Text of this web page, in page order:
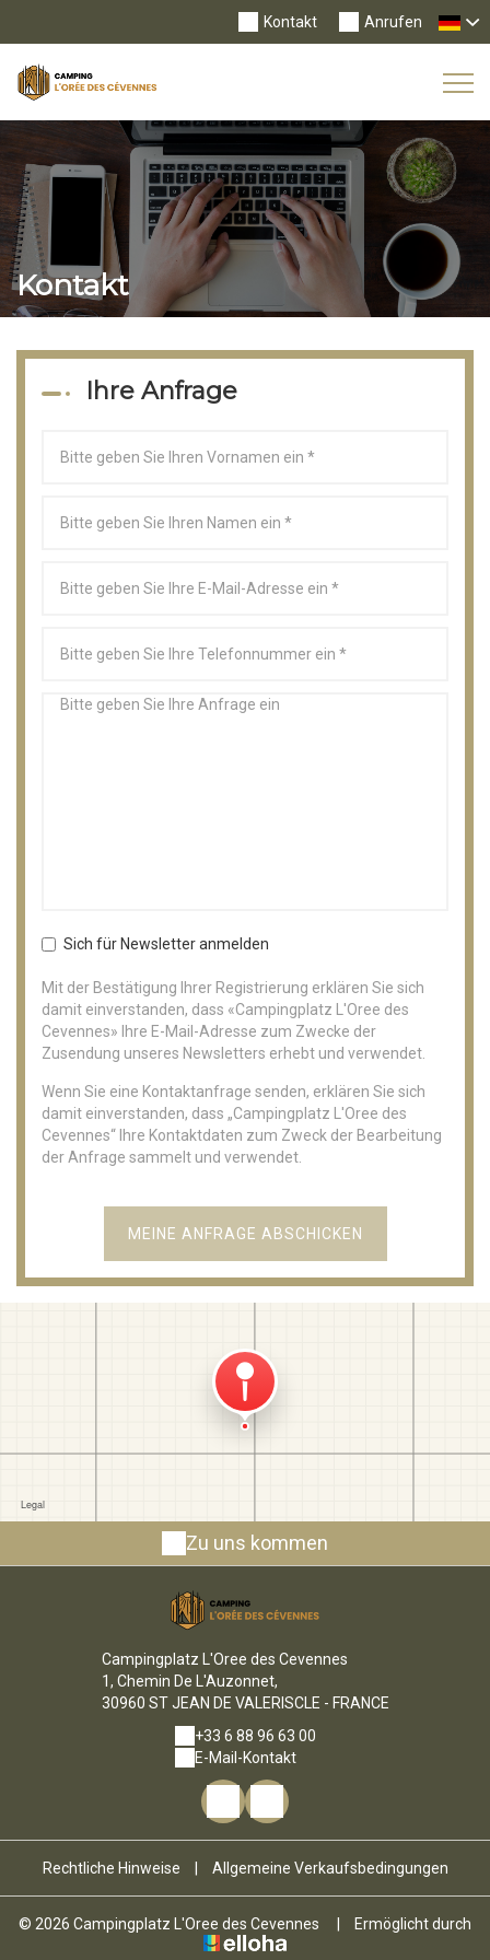
Anrufen
Kontakt
Kontakt
Ihre Anfrage
Sich für Newsletter anmelden
Mit der Bestätigung Ihrer Registrierung erklären Sie sich
damit einverstanden, dass «Campingplatz L'Oree des
Cevennes» Ihre E-Mail-Adresse zum Zwecke der
Zusendung unseres Newsletters erhebt und verwendet.
Wenn Sie eine Kontaktanfrage senden, erklären Sie sich
damit einverstanden, dass „Campingplatz L'Oree des
Cevennes“ Ihre Kontaktdaten zum Zweck der Bearbeitung
der Anfrage sammelt und verwendet.
Zu uns kommen
Campingplatz L'Oree des Cevennes
1, Chemin De L'Auzonnet,
30960 ST JEAN DE VALERISCLE - FRANCE
+33 6 88 96 63 00
E-Mail-Kontakt
Rechtliche Hinweise Allgemeine Verkaufsbedingungen
© 2026 Campingplatz L'Oree des Cevennes Ermöglicht durch